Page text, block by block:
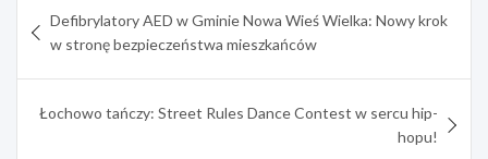
wpisu
Defibrylatory AED w Gminie Nowa Wieś Wielka: Nowy krok
w stronę bezpieczeństwa mieszkańców
Łochowo tańczy: Street Rules Dance Contest w sercu hip-
hopu!